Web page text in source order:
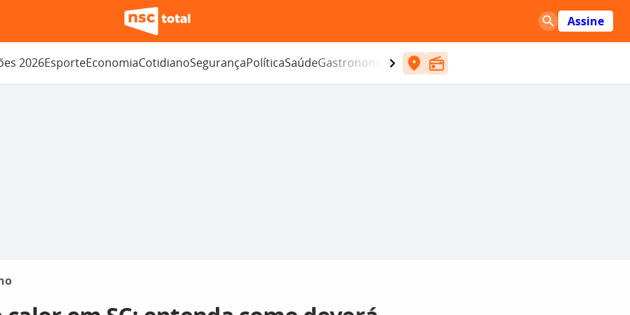
Assine
2026EsporteEconomiaCotidianoSegurançaPolíticaSaúdeGastronomia Entretenimento